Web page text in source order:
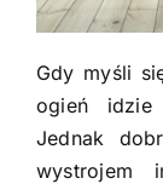
Gdy myśli
ogień
Jednak
wystrojem